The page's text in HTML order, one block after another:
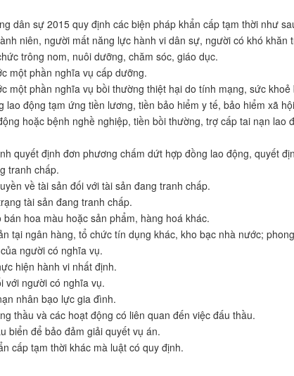
dân sự 2015 quy định các biện pháp khẩn cấp tạm thời như
niên, người mất năng lực hành vi dân sự, người có khó khăn
trông nom, nuôi dưỡng, chăm sóc, giáo dục.
một phần nghĩa vụ cấp dưỡng.
một phần nghĩa vụ bồi thường thiệt hại do tính mạng, sức khoẻ
lao động tạm ứng tiền lương, tiền bảo hiểm y tế, bảo hiểm xã
hoặc bệnh nghề nghiệp, tiền bồi thường, trợ cấp tai nạn lao
quyết định đơn phương chấm dứt hợp đồng lao động, quyết
tranh chấp.
về tài sản đối với tài sản đang tranh chấp.
tài sản đang tranh chấp.
hoa màu hoặc sản phẩm, hàng hoá khác.
tại ngân hàng, tổ chức tín dụng khác, kho bạc nhà nước;
người có nghĩa vụ.
hiện hành vi nhất định.
với người có nghĩa vụ.
nhân bạo lực gia đình.
thầu và các hoạt động có liên quan đến việc đấu thầu.
biển để bảo đảm giải quyết vụ án.
cấp tạm thời khác mà luật có quy định.